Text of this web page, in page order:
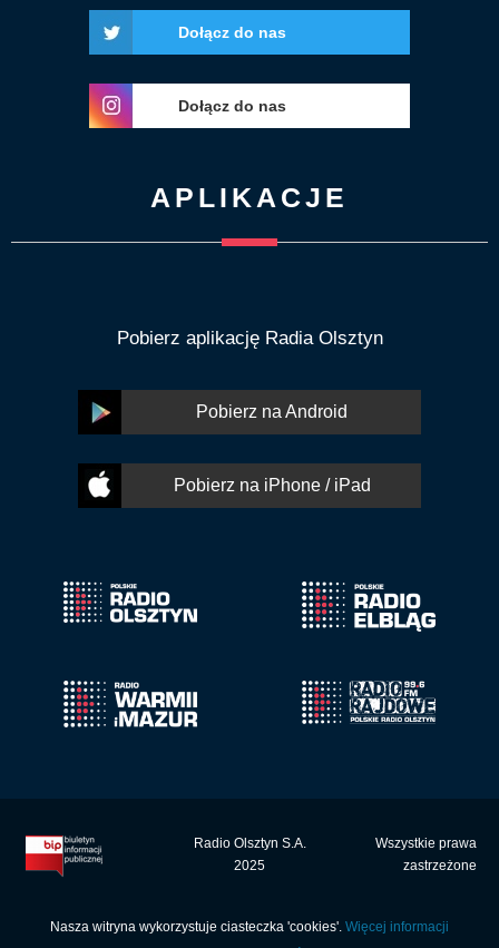
Dołącz do nas
Dołącz do nas
APLIKACJE
Pobierz aplikację Radia Olsztyn
Pobierz na Android
Pobierz na iPhone / iPad
Radio Olsztyn S.A.
2025
Wszystkie prawa
zastrzeżone
Nasza witryna wykorzystuje ciasteczka 'cookies'. Więcej informacji